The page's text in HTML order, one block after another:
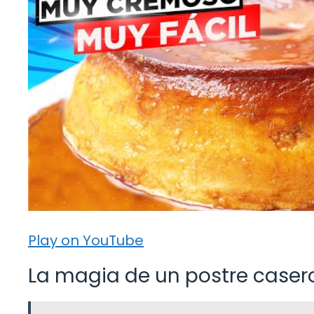
Play on YouTube
La magia de un postre